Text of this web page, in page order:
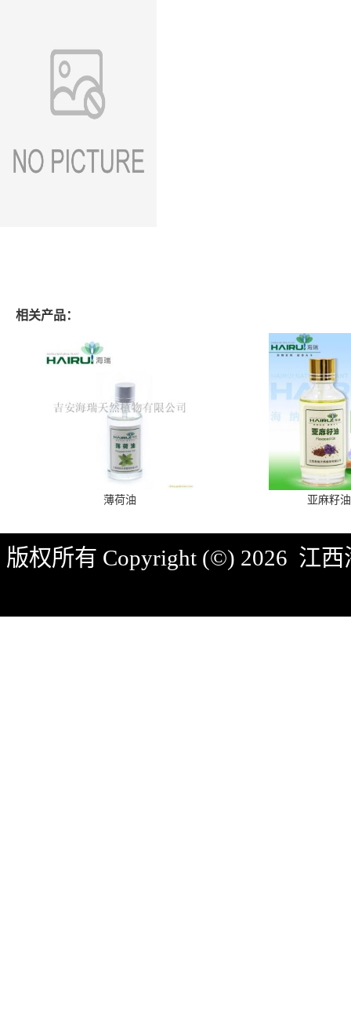
相关产品：
薄荷油 亚麻籽
版权所有 Copyright (©) 2026 江西